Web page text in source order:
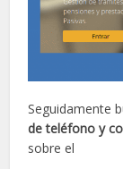
Seguidamente
de teléfono y
sobre el